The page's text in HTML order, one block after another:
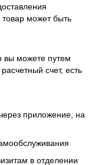
может быть
вы можете путем
счет, есть
приложение, на
в отделении